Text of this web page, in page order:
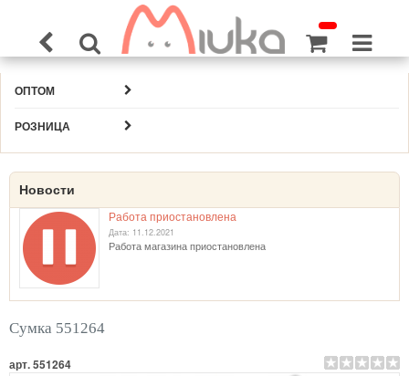
ОПТОМ
РОЗНИЦА
Новости
Работа приостановлена
Дата: 11.12.2021
Работа магазина приостановлена
Сумка 551264
арт. 551264